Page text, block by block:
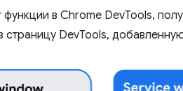
в Chrome DevTools,
страницу DevTools,